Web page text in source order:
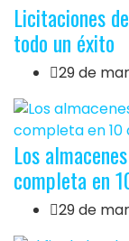
Licitaciones
todo un éxito
29 de
Los
completa en
29 de